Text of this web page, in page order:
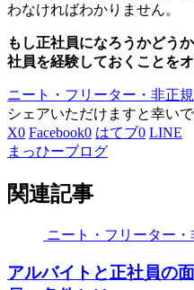
わなければわかりません。
もし正社員になろうかどう
社員を経験しておくことをオ
ニート・フリーター・非正
シェアいただけますと幸いで
X0 Facebook0 はてブ0 LINE
まっひーブログ
関連記事
ニート・フリーター・
アルバイトと正社員の